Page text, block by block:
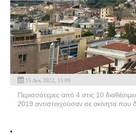
15 Δεκ 2022, 11:00
Περισσότερες από 4 στις 10
2019 αντιστοιχούσαν σε ακίνητα που